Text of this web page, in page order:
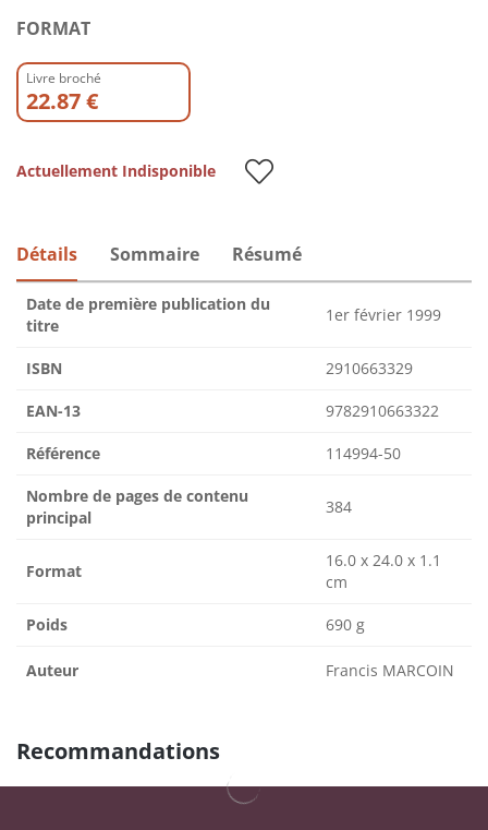
FORMAT
Livre broché
22.87 €
Actuellement Indisponible
Détails Sommaire Résumé
Date de première publication du
titre
1er février 1999
ISBN 2910663329
EAN-13 9782910663322
Référence 114994-50
Nombre de pages de contenu
principal
384
Format
16.0 x 24.0 x 1.1
cm
Poids 690 g
Auteur Francis MARCOIN
Recommandations